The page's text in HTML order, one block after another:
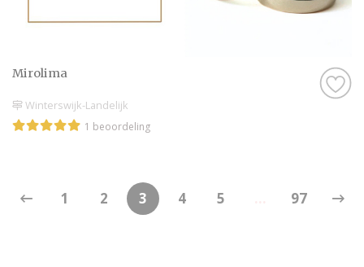
Mirolima
Winterswijk-Landelijk
1 beoordeling
1 2 3 4 5 97